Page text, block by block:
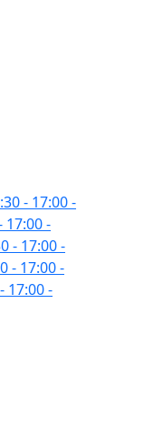
- 17:00-
17:00-
- 17:00-
- 17:00-
17:00-